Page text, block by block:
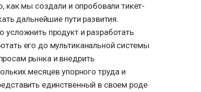
как мы создали и опробовали тикет-
дальнейшие пути развития.
продукт и разработать
его до мультиканальной системы
рынка и внедрить
месяцев упорного труда и
единственный в своем роде